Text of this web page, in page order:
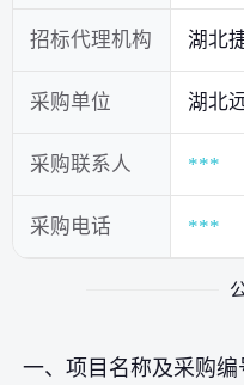
招标代理机构 湖北
采购单位 湖北
采购联系人 ***
采购电话 ***
一、项目名称及采购